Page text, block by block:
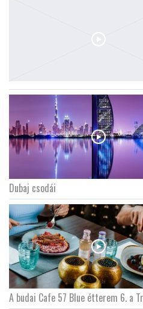
Dubaj csodái
A budai Cafe 57 Blue étterem 6. a